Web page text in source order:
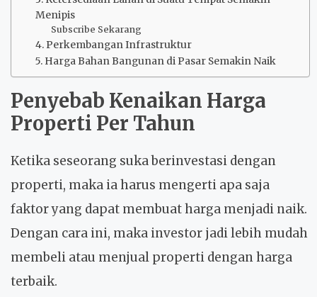
Menipis
Subscribe Sekarang
4. Perkembangan Infrastruktur
5. Harga Bahan Bangunan di Pasar Semakin Naik
Penyebab Kenaikan Harga
Properti Per Tahun
Ketika seseorang suka berinvestasi dengan
properti, maka ia harus mengerti apa saja
faktor yang dapat membuat harga menjadi naik.
Dengan cara ini, maka investor jadi lebih mudah
membeli atau menjual properti dengan harga
terbaik.